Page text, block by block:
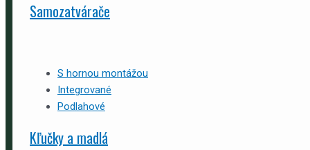
Samozatvárače
S hornou montážou
Integrované
Podlahové
Kľučky a madlá